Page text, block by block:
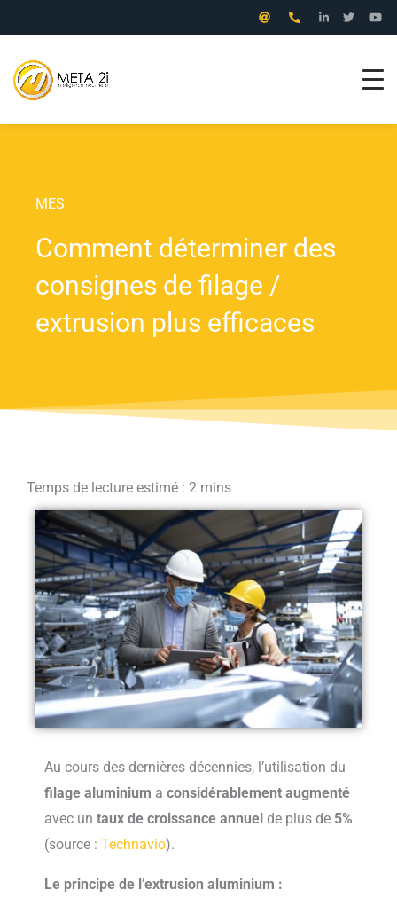
au
contenu
MES
Comment déterminer des
consignes de filage /
extrusion plus efficaces
Au cours des dernières décennies, l’utilisation du
filage aluminium a considérablement augmenté
avec un taux de croissance annuel de plus de 5%
(source : Technavio).
Le principe de l’extrusion aluminium :